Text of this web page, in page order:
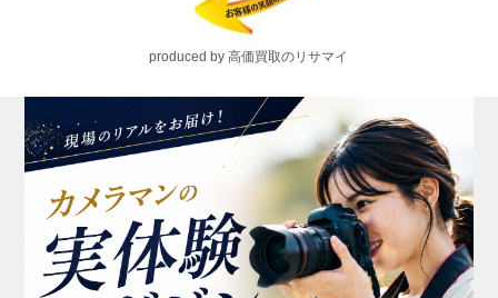
produced by 高価買取のリサマイ